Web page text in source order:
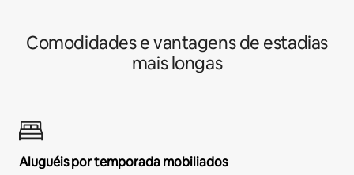
Comodidades e vantagens de estadias
mais longas
Aluguéis por temporada mobiliados